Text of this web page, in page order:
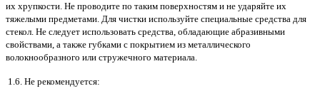
их хрупкости. Не проводите по таким поверхностям и не ударяйте их
тяжелыми предметами. Для чистки используйте специальные средства для
стекол. Не следует использовать средства, обладающие абразивными
свойствами, а также губками с покрытием из металлического
волокнообразного или стружечного материала.
1.6. Не рекомендуется: